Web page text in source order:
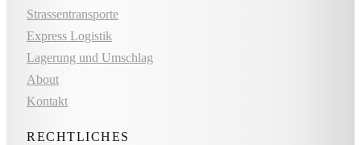
Strassentransporte
Express Logistik
Lagerung und Umschlag
About
Kontakt
RECHTLICHES